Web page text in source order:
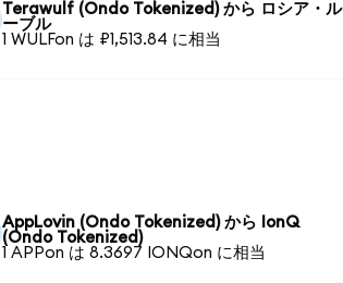
Terawulf (Ondo Tokenized) から ロシア・ル
ーブル
1 WULFon は ₽1,513.84 に相当
AppLovin (Ondo Tokenized) から IonQ
(Ondo Tokenized)
1 APPon は 8.3697 IONQon に相当